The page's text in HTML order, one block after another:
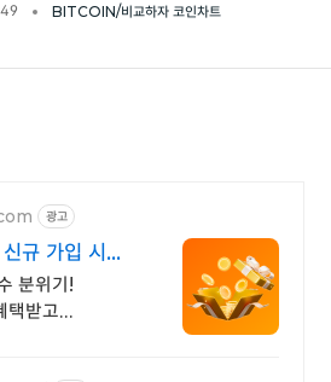
BITCOIN/비교하자 코인차트
광고
규 가입 시
분위기!
택받고